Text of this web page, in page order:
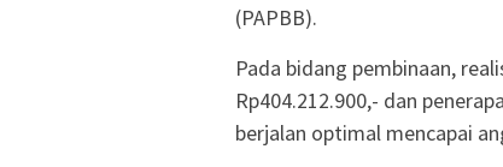
(PAPBB).
Pada bidang pembinaan,
Rp404.212.900,- dan
berjalan optimal mencapai